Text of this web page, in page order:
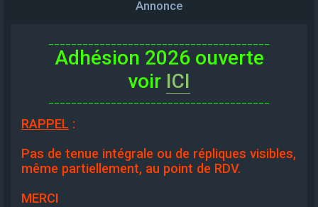
Annonce
Adhésion 2026 ouverte
voir ICI
RAPPEL :
Pas de tenue intégrale ou de répliques visibles,
même partiellement, au point de RDV.
MERCI